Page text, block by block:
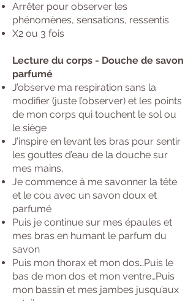
Arrêter pour observer les
phénomènes, sensations, ressentis
X2 ou 3 fois
Lecture du corps - Douche de savon
parfumé
J’observe ma respiration sans la
modifier (juste l’observer) et les points
de mon corps qui touchent le sol ou
le siège
J’inspire en levant les bras pour sentir
les gouttes d’eau de la douche sur
mes mains,
Je commence à me savonner la tête
et le cou avec un savon doux et
parfumé
Puis je continue sur mes épaules et
mes bras en humant le parfum du
savon
Puis mon thorax et mon dos…Puis le
bas de mon dos et mon ventre…Puis
mon bassin et mes jambes jusqu’aux